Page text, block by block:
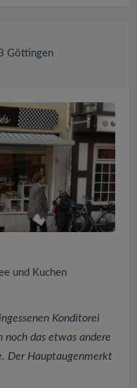
Göttingen
und Kuchen
Konditorei
noch das etwas andere
Der Hauptaugenmerkt